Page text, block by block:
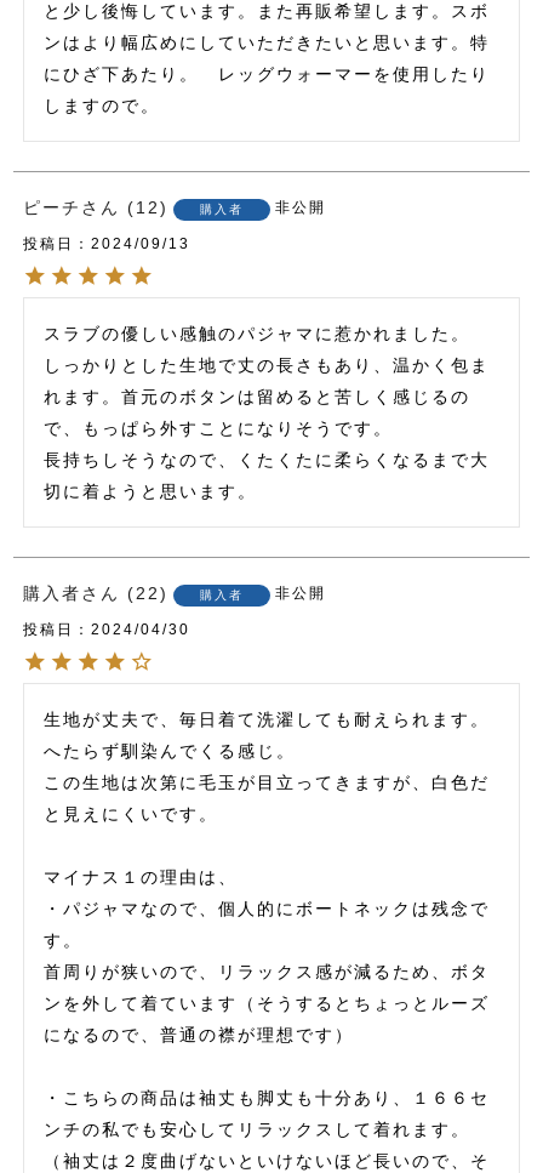
と少し後悔しています。また再販希望します。スボ
ンはより幅広めにしていただきたいと思います。特
にひざ下あたり。　レッグウォーマーを使用したり
しますので。
ピーチ 12 購入者 非公開
投稿日 2024/09/13
スラブの優しい感触のパジャマに惹かれました。
しっかりとした生地で丈の長さもあり、温かく包ま
れます。首元のボタンは留めると苦しく感じるの
で、もっぱら外すことになりそうです。
長持ちしそうなので、くたくたに柔らくなるまで大
切に着ようと思います。
購入者 22 購入者 非公開
投稿日 2024/04/30
生地が丈夫で、毎日着て洗濯しても耐えられます。
へたらず馴染んでくる感じ。
この生地は次第に毛玉が目立ってきますが、白色だ
と見えにくいです。
マイナス１の理由は、
・パジャマなので、個人的にボートネックは残念で
す。
首周りが狭いので、リラックス感が減るため、ボタ
ンを外して着ています（そうするとちょっとルーズ
になるので、普通の襟が理想です）
・こちらの商品は袖丈も脚丈も十分あり、１６６セ
ンチの私でも安心してリラックスして着れます。
（袖丈は２度曲げないといけないほど長いので、そ